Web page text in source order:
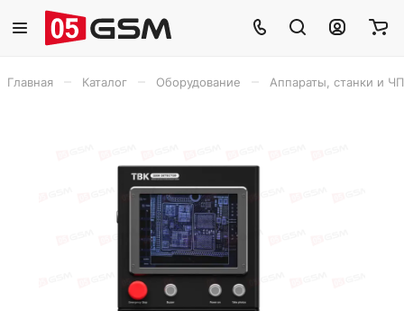
Главная Каталог Оборудование Аппараты, станки и